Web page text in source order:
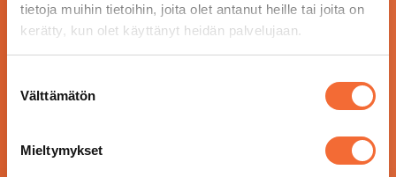
tietoja muihin tietoihin, joita olet antanut heille tai joita on
kerätty, kun olet käyttänyt heidän palvelujaan.
valinta
Välttämätön
Mieltymykset